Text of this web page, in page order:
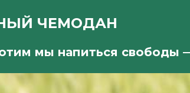
ЧЕМОДАН
мы напиться свободы